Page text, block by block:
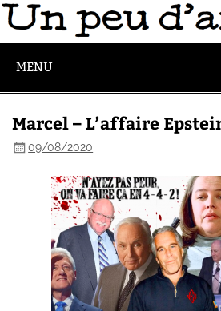
MENU
Marcel – L’affaire
09/08/2020